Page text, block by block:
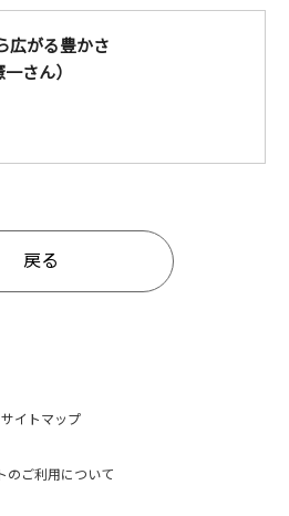
広がる豊かさ
さん）
戻る
サイトマップ
のご利用について